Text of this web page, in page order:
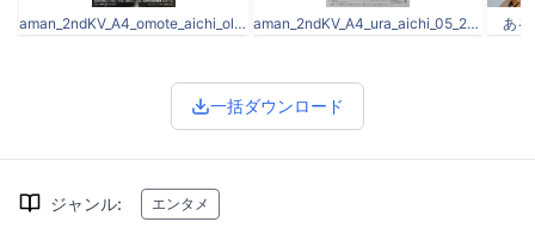
aman_2ndKV_A4_omote_aichi_ol_0409_埋め込み.jpg aman_2ndKV_A4_ura_aichi_05_2_ol_page-0001.jpg あ
一括ダウンロード
ジャンル: エンタメ